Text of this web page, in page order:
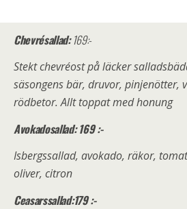
Chevrésallad: 169:-
Stekt chevréost på läcker
säsongens bär, druvor, pinjenötter,
rödbetor. Allt toppat med honung
Avokadosallad: 169 :-
Isbergssallad, avokado, räkor,
oliver, citron
Ceasarssallad:179 :-